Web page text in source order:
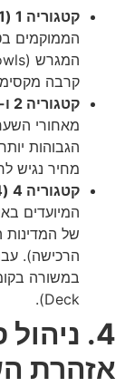
קטגוריה 1 (Category 1):
הממוקמים
קרבה
קטגוריה 2 ו-3 (Category 2 & 3):
הגבוהות
מחיר נגיש
קטגוריה 4 (Category 4):
המיועדים
של
הרכישה).
Deck).
4.
אזהרת